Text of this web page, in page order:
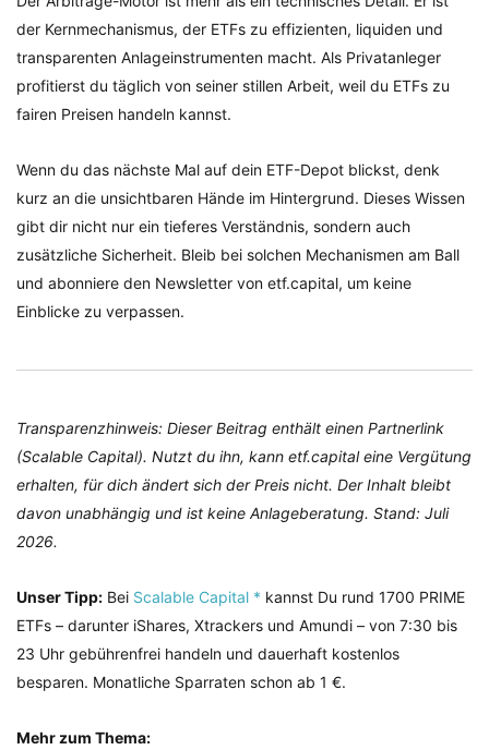
der Kernmechanismus, der ETFs zu effizienten, liquiden und
transparenten Anlageinstrumenten macht. Als Privatanleger
profitierst du täglich von seiner stillen Arbeit, weil du ETFs zu
fairen Preisen handeln kannst.
Wenn du das nächste Mal auf dein ETF-Depot blickst, denk
kurz an die unsichtbaren Hände im Hintergrund. Dieses Wissen
gibt dir nicht nur ein tieferes Verständnis, sondern auch
zusätzliche Sicherheit. Bleib bei solchen Mechanismen am Ball
und abonniere den Newsletter von etf.capital, um keine
Einblicke zu verpassen.
Transparenzhinweis: Dieser Beitrag enthält einen Partnerlink
(Scalable Capital). Nutzt du ihn, kann etf.capital eine Vergütung
erhalten, für dich ändert sich der Preis nicht. Der Inhalt bleibt
davon unabhängig und ist keine Anlageberatung. Stand: Juli
2026.
Unser Tipp: Bei Scalable Capital * kannst Du rund 1700 PRIME
ETFs – darunter iShares, Xtrackers und Amundi – von 7:30 bis
23 Uhr gebührenfrei handeln und dauerhaft kostenlos
besparen. Monatliche Sparraten schon ab 1 €.
Mehr zum Thema: